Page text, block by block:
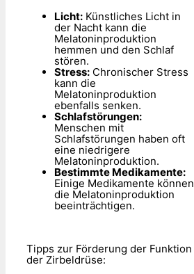
Licht: Künstliches Licht in
der Nacht kann die
Melatoninproduktion
hemmen und den Schlaf
stören.
Stress: Chronischer Stress
kann die
Melatoninproduktion
ebenfalls senken.
Schlafstörungen:
Menschen mit
Schlafstörungen haben oft
eine niedrigere
Melatoninproduktion.
Bestimmte Medikamente:
Einige Medikamente können
die Melatoninproduktion
beeinträchtigen.
Tipps zur Förderung der Funktion
der Zirbeldrüse: